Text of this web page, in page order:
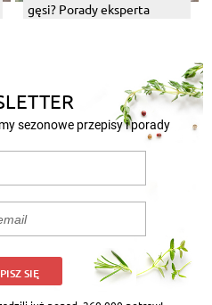
gęsi? Porady eksperta
sezonowe przepisy i porady
SIĘ